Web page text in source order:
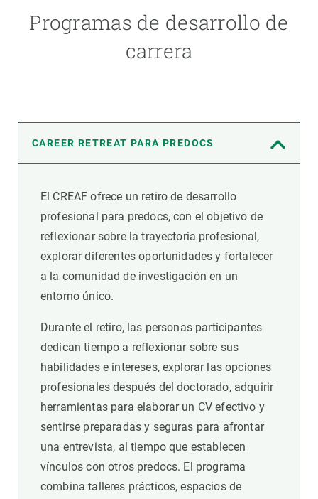
Programas de desarrollo de
carrera
CAREER RETREAT PARA PREDOCS
El CREAF ofrece un retiro de desarrollo
profesional para predocs, con el objetivo de
reflexionar sobre la trayectoria profesional,
explorar diferentes oportunidades y fortalecer
a la comunidad de investigación en un
entorno único.
Durante el retiro, las personas participantes
dedican tiempo a reflexionar sobre sus
habilidades e intereses, explorar las opciones
profesionales después del doctorado, adquirir
herramientas para elaborar un CV efectivo y
sentirse preparadas y seguras para afrontar
una entrevista, al tiempo que establecen
vínculos con otros predocs. El programa
combina talleres prácticos, espacios de